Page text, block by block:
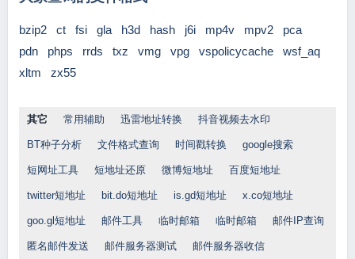
bzip2 ct fsi gla h3d hash j6i mp4v mpv2
pca
pdn
phps rrds txz vmg vpg vspolicycache
wsf_aq
xltm
zx55
其它 常用辅助 迅雷地址转换 抖音视频去水印
BT种子分析 文件格式查询 时间戳转换 google搜索
短网址工具 短地址还原 微博短地址 百度短地址
twitter短地址 bit.do短地址 is.gd短地址 x.co短地址
goo.gl短地址 邮件工具 临时邮箱 临时邮箱 邮件IP查询
匿名邮件发送 邮件服务器测试 邮件服务器收信